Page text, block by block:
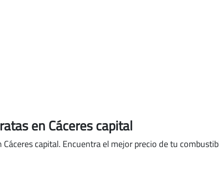
en Cáceres capital
capital. Encuentra el mejor precio de tu